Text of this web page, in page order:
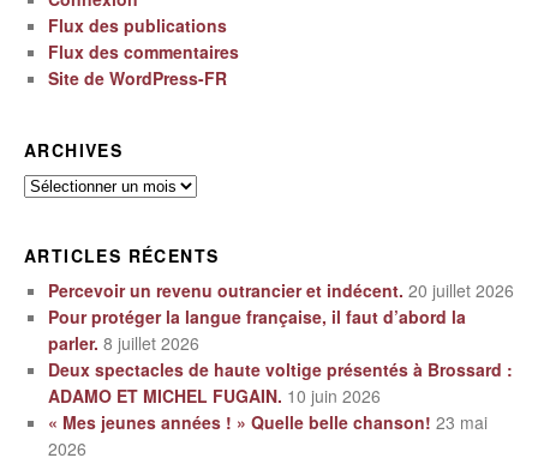
Flux des publications
Flux des commentaires
Site de WordPress-FR
ARCHIVES
Archives
ARTICLES RÉCENTS
Percevoir un revenu outrancier et indécent. 20 juillet 2026
Pour protéger la langue française, il faut d’abord la
parler. 8 juillet 2026
Deux spectacles de haute voltige présentés à Brossard :
ADAMO ET MICHEL FUGAIN. 10 juin 2026
« Mes jeunes années ! » Quelle belle chanson! 23 mai
2026